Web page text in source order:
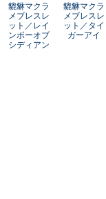
貔貅マクラ
メブレスレ
ット／レイ
ンボーオブ
シディアン
貔貅マクラ
メブレスレ
ット／タイ
ガーアイ